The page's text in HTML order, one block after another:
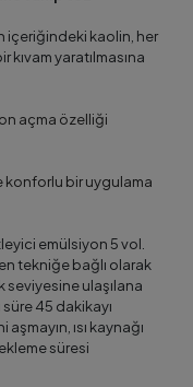
içeriğindeki kaolin, her
yaratılmasına
açma özelliği
konforlu bir uygulama
emülsiyon 5 vol.
tekniğe bağlı olarak
seviyesine ulaşılana
süre 45 dakikayı
ısı kaynağı
süresi